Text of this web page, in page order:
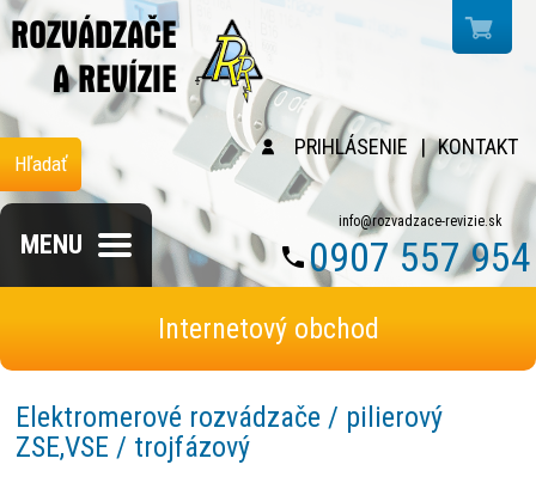
PRIHLÁSENIE | KONTAKT
Hľadať
info@rozvadzace-revizie.sk
0907 557 954
Internetový obchod
MENU
Elektromerové rozvádzače / pilierový
ZSE,VSE / trojfázový